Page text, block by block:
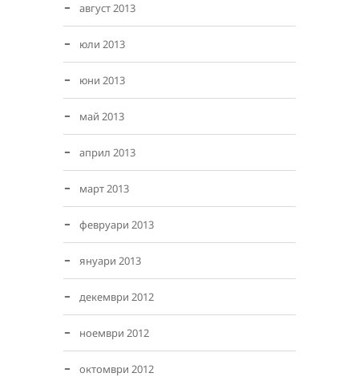
август 2013
юли 2013
юни 2013
май 2013
април 2013
март 2013
февруари 2013
януари 2013
декември 2012
ноември 2012
октомври 2012